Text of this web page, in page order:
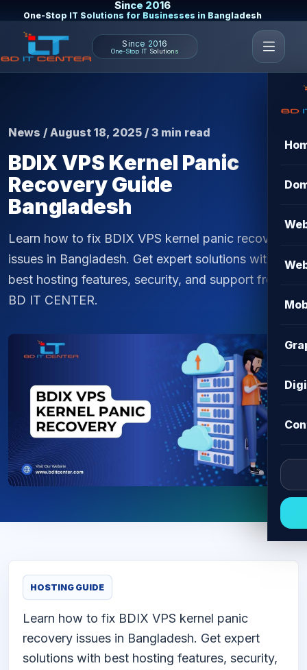
Since 2016
One-Stop IT Solutions for Businesses in Bangladesh
Since 2016
One-Stop IT Solutions
News / August 18, 2025 / 3 min read
BDIX VPS Kernel Panic
Recovery Guide
Bangladesh
Learn how to fix BDIX VPS kernel panic recovery
issues in Bangladesh. Get expert solutions with
best hosting features, security, and support from
BD IT CENTER.
HOSTING GUIDE
Learn how to fix BDIX VPS kernel panic
recovery issues in Bangladesh. Get expert
solutions with best hosting features, security,